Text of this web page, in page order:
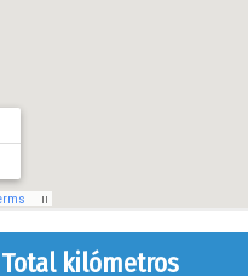
Total kilómetros